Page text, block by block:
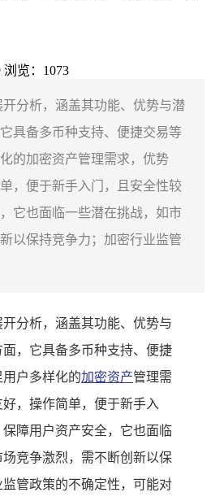
浏览：1073
开分析，涵盖其功能、优势与潜
具备多币种支持、便捷交易等
的加密资产管理需求，优势
，便于新手入门，且安全性较
它也面临一些潜在挑战，如市
以保持竞争力；加密行业监管
开分析，涵盖其功能、优势与
，它具备多币种支持、便捷
户多样化的加密资产管理需
，操作简单，便于新手入
障用户资产安全，它也面临
竞争激烈，需不断创新以保
管政策的不确定性，可能对